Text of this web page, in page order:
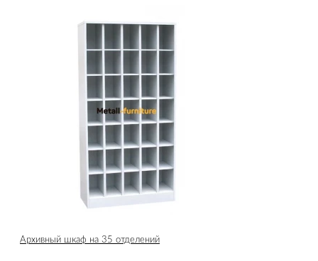
Архивный шкаф на 35 отделений